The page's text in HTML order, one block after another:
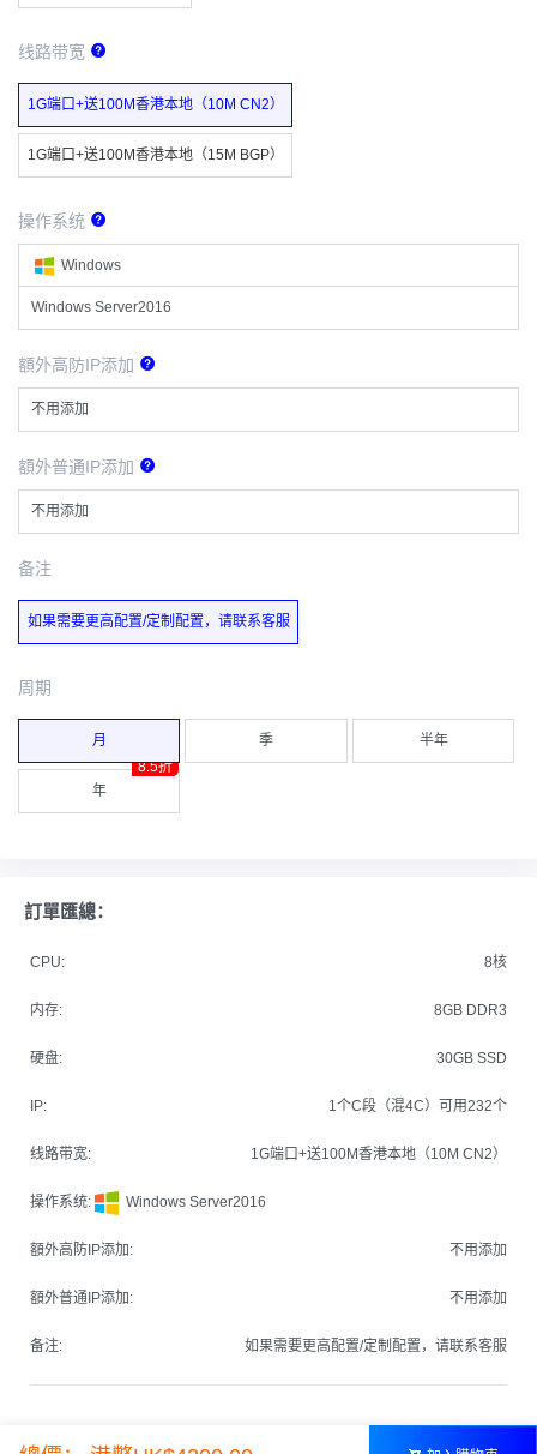
线路带宽
1G端口+送100M香港本地（10M CN2）
1G端口+送100M香港本地（15M BGP）
操作系统
Windows
Windows Server2016
額外高防IP添加
不用添加
額外普通IP添加
不用添加
备注
如果需要更高配置/定制配置，请联系客服
周期
月 季 半年
年
8.5折
訂單匯總：
CPU: 8核
内存: 8GB DDR3
硬盘: 30GB SSD
IP: 1个C段（混4C）可用232个
线路带宽: 1G端口+送100M香港本地（10M CN2）
操作系统: Windows Server2016
額外高防IP添加: 不用添加
額外普通IP添加: 不用添加
备注: 如果需要更高配置/定制配置，请联系客服